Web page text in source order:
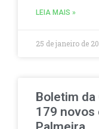
LEIA MAIS »
25 de janeiro de
Boletim
179 novos